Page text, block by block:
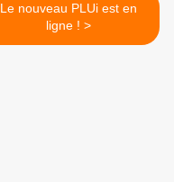
Le nouveau PLUi est en
ligne ! >